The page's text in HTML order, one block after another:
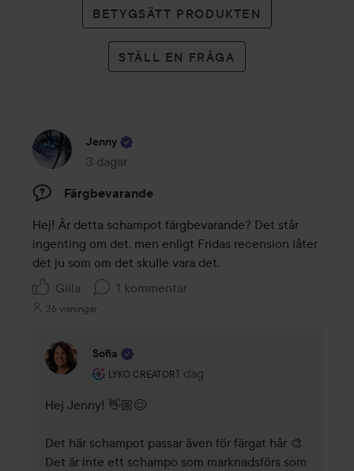
BETYGSÄTT PRODUKTEN
STÄLL EN FRÅGA
Jenny
3 dagar
Inlägget skapades 3 dagar
Färgbevarande
Hej! Är detta schampot färgbevarande? Det står
ingenting om det, men enligt Fridas recension låter
det ju som om det skulle vara det.
Gilla
1 kommentar
36 visningar
Sofia
LYKO CREATOR
Användarens roll: Lyko Creator.
1 dag
Kommentaren lades 1 dag
Hej Jenny! 👋🏼😊
Det här schampot passar även för färgat hår 🎨
Det är inte ett schampo som marknadsförs som